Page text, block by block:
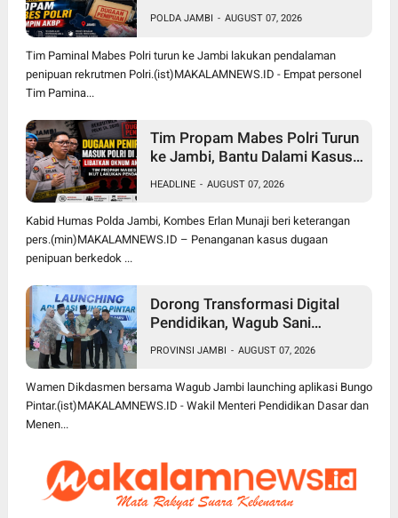
Rekrutmen Bintara di Polda
Jambi
POLDA JAMBI - AUGUST 07, 2026
Tim Paminal Mabes Polri turun ke Jambi lakukan pendalaman
penipuan rekrutmen Polri.(ist)MAKALAMNEWS.ID - Empat personel
Tim Pamina...
Tim Propam Mabes Polri Turun
ke Jambi, Bantu Dalami Kasus
Bintara Polri 2026
HEADLINE - AUGUST 07, 2026
Kabid Humas Polda Jambi, Kombes Erlan Munaji beri keterangan
pers.(min)MAKALAMNEWS.ID – Penanganan kasus dugaan
penipuan berkedok ...
Dorong Transformasi Digital
Pendidikan, Wagub Sani
Luncurkan Aplikasi Bungo
Pintar
PROVINSI JAMBI - AUGUST 07, 2026
Wamen Dikdasmen bersama Wagub Jambi launching aplikasi Bungo
Pintar.(ist)MAKALAMNEWS.ID - Wakil Menteri Pendidikan Dasar dan
Menen...